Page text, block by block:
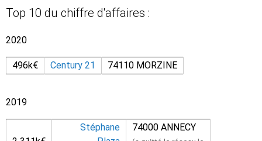
Top 10 du chiffre d'affaires :
2020
496k€ Century 21 74110 MORZINE
2019
Stéphane
74000 ANNECY